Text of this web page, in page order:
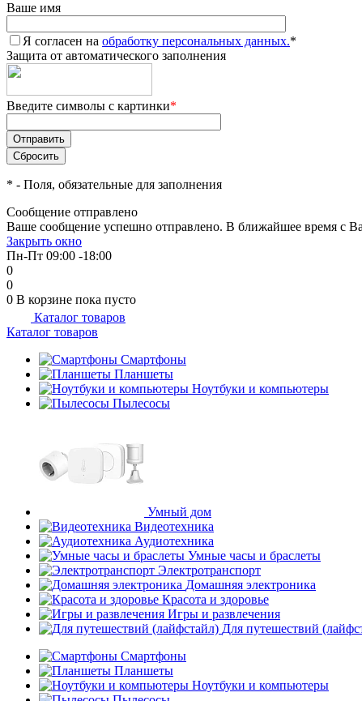
Ваше имя
Я согласен на обработку персональных данных.*
Защита от автоматического заполнения
Введите символы с картинки*
* - Поля, обязательные для заполнения
Сообщение отправлено
Ваше сообщение успешно отправлено. В ближайшее время с
Закрыть окно
Пн-Пт 09:00 -18:00
0
0
0 В корзине пока пусто
Каталог товаров
Каталог товаров
Смартфоны
Планшеты
Ноутбуки и компьютеры
Пылесосы
Умный дом
Видеотехника
Аудиотехника
Умные часы и браслеты
Электротранспорт
Домашняя электроника
Красота и здоровье
Игры и развлечения
Для путешествий
Смартфоны
Планшеты
Ноутбуки и компьютеры